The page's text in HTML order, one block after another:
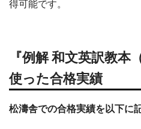
得可能です。
『例解 和文英訳教本
使った合格実績
松濤舎での合格実績を以下に